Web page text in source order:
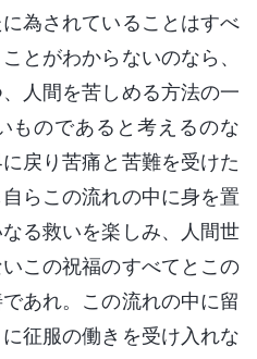
為されていることはすべ
とがわからないのなら、
人間を苦しめる方法の一
ものであると考えるのな
戻り苦痛と苦難を受けた
らこの流れの中に身を置
る救いを楽しみ、人間世
この祝福のすべてとこの
あれ。この流れの中に留
征服の働きを受け入れな